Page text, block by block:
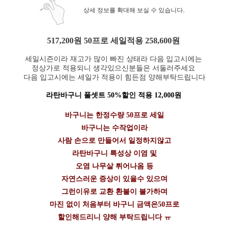
상세 정보를 확대해 보실 수 있습니다.
517,200원 50프로 세일적용 258,600원
세일시즌이라 재고가 많이 빠진 상태라 다음 입고시에는
정상가로 적용되니 생각있으신분들은 서둘러주세요
다음 입고시에는 세일가 적용이 힘든점 양해부탁드립니다
라탄바구니 풀셋트 50%할인 적용 12,000원
바구니는 한정수량 50프로 세일
바구니는 수작업이라
사람 손으로 만들어서 일정하지않고
라탄바구니 특성상 이염 및
오염 나무살 튀어나옴 등
자연스러운 증상이 있을수 있으며
그런이유로 교환 환불이 불가하며
마진 없이 처음부터 바구니 금액은50프로
할인해드리니 양해 부탁드립니다 ㅠ